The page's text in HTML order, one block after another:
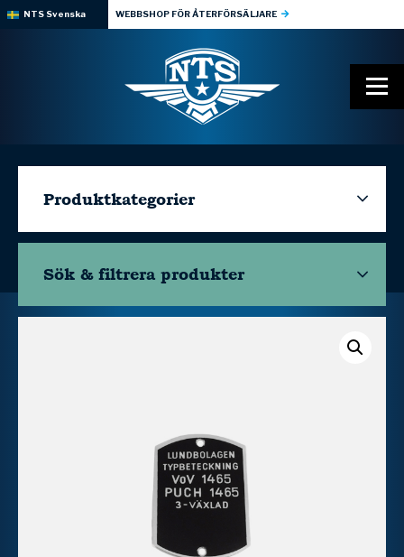
NTS Svenska WEBBSHOP FÖR ÅTERFÖRSÄLJARE
Produktkategorier
Sök & filtrera produkter